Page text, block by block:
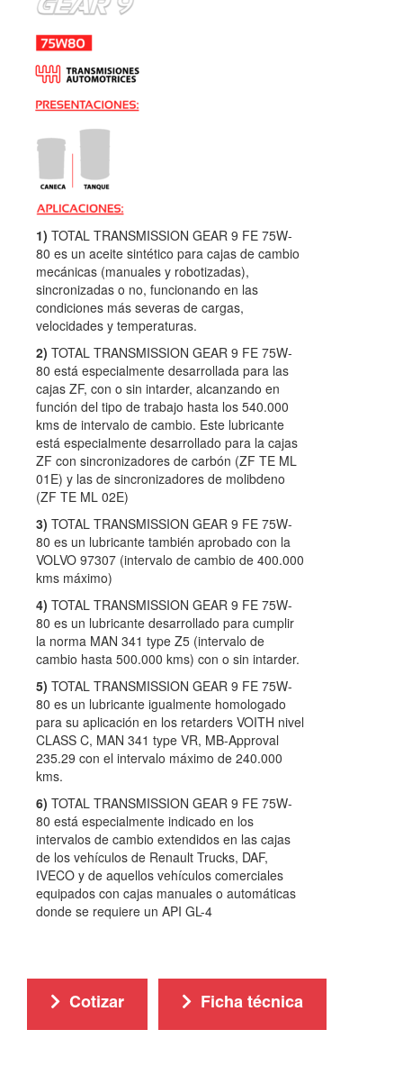
1) TOTAL TRANSMISSION GEAR 9 FE 75W-
80 es un aceite sintético para cajas de cambio
mecánicas (manuales y robotizadas),
sincronizadas o no, funcionando en las
condiciones más severas de cargas,
velocidades y temperaturas.
2) TOTAL TRANSMISSION GEAR 9 FE 75W-
80 está especialmente desarrollada para las
cajas ZF, con o sin intarder, alcanzando en
función del tipo de trabajo hasta los 540.000
kms de intervalo de cambio. Este lubricante
está especialmente desarrollado para la cajas
ZF con sincronizadores de carbón (ZF TE ML
01E) y las de sincronizadores de molibdeno
(ZF TE ML 02E)
3) TOTAL TRANSMISSION GEAR 9 FE 75W-
80 es un lubricante también aprobado con la
VOLVO 97307 (intervalo de cambio de 400.000
kms máximo)
4) TOTAL TRANSMISSION GEAR 9 FE 75W-
80 es un lubricante desarrollado para cumplir
la norma MAN 341 type Z5 (intervalo de
cambio hasta 500.000 kms) con o sin intarder.
5) TOTAL TRANSMISSION GEAR 9 FE 75W-
80 es un lubricante igualmente homologado
para su aplicación en los retarders VOITH nivel
CLASS C, MAN 341 type VR, MB-Approval
235.29 con el intervalo máximo de 240.000
kms.
6) TOTAL TRANSMISSION GEAR 9 FE 75W-
80 está especialmente indicado en los
intervalos de cambio extendidos en las cajas
de los vehículos de Renault Trucks, DAF,
IVECO y de aquellos vehículos comerciales
equipados con cajas manuales o automáticas
donde se requiere un API GL-4
Cotizar Ficha técnica